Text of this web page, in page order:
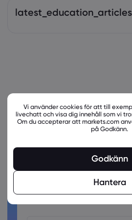
latest_education_articles
Är du redo att
Skapa ett konto!
Vi använder cookies för att till
livechatt och visa dig innehåll som vi
Om du accepterar att markets.com
på Godkänn.
Godkänn
Hantera